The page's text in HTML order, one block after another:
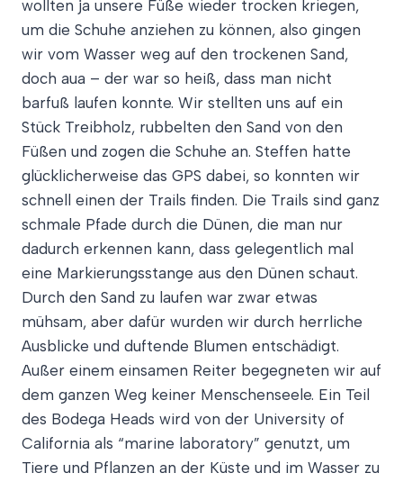
wollten ja unsere Füße wieder trocken kriegen,
um die Schuhe anziehen zu können, also gingen
wir vom Wasser weg auf den trockenen Sand,
doch aua – der war so heiß, dass man nicht
barfuß laufen konnte. Wir stellten uns auf ein
Stück Treibholz, rubbelten den Sand von den
Füßen und zogen die Schuhe an. Steffen hatte
glücklicherweise das GPS dabei, so konnten wir
schnell einen der Trails finden. Die Trails sind ganz
schmale Pfade durch die Dünen, die man nur
dadurch erkennen kann, dass gelegentlich mal
eine Markierungsstange aus den Dünen schaut.
Durch den Sand zu laufen war zwar etwas
mühsam, aber dafür wurden wir durch herrliche
Ausblicke und duftende Blumen entschädigt.
Außer einem einsamen Reiter begegneten wir auf
dem ganzen Weg keiner Menschenseele. Ein Teil
des Bodega Heads wird von der University of
California als “marine laboratory” genutzt, um
Tiere und Pflanzen an der Küste und im Wasser zu